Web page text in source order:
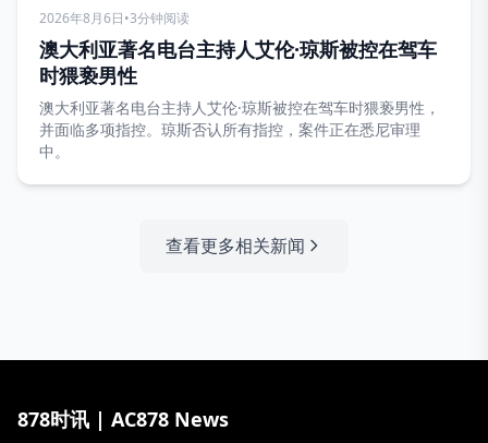
2026年8月6日•3分钟阅读
澳大利亚著名电台主持人艾伦·琼斯被控在驾车
时猥亵男性
澳大利亚著名电台主持人艾伦·琼斯被控在驾车时猥亵男性，
并面临多项指控。琼斯否认所有指控，案件正在悉尼审理
中。
查看更多相关新闻
878时讯 | AC878 News